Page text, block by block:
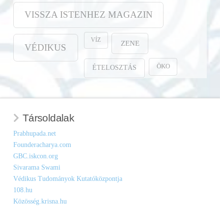
VISSZA ISTENHEZ MAGAZIN
VÉDIKUS
VÍZ ZENE
ÉTELOSZTÁS ÖKO
Társoldalak
Prabhupada.net
Founderacharya.com
GBC.iskcon.org
Sivarama Swami
Védikus Tudományok Kutatóközpontja
108.hu
Közösség.krisna.hu